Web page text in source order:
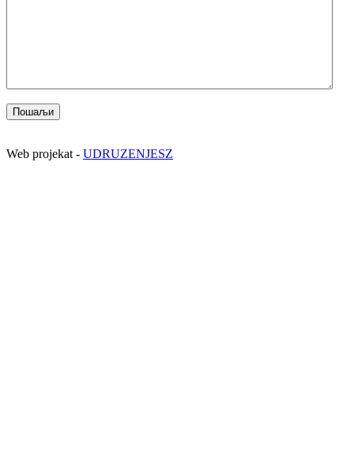
Пошаљи
Web projekat - UDRUZENJESZ